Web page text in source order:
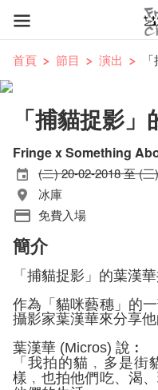
首頁 節目 演出
「捕貓捉影
Fringe x Something
(二) 20-02-2018 至 (
冰庫
免費入場
簡介
「捕貓捉影」的葉漢華
作為「貓咪藝穗」的
攝影家葉漢華來分享
葉漢華 (Micros) 說︰
「我拍的貓﹐多是街
樣﹐也拍他們吃、 渴